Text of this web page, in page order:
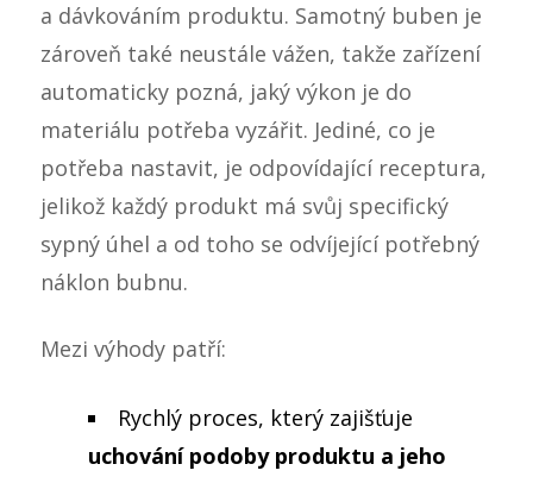
a dávkováním produktu. Samotný buben je
zároveň také neustále vážen, takže zařízení
automaticky pozná, jaký výkon je do
materiálu potřeba vyzářit. Jediné, co je
potřeba nastavit, je odpovídající receptura,
jelikož každý produkt má svůj specifický
sypný úhel a od toho se odvíjející potřebný
náklon bubnu.
Mezi výhody patří:
Rychlý proces, který zajišťuje
uchování podoby produktu a jeho